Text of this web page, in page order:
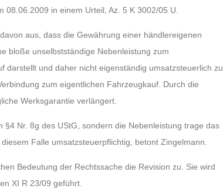
in einem Urteil, Az. 5 K 3002/05 U.
aus, dass die Gewährung einer händlereigenen
bloße unselbstständige Nebenleistung zum
darstellt und daher nicht eigenständig umsatzsteuerlich zu
zum eigentlichen Fahrzeugkauf. Durch die
Werksgarantie verlängert.
Nr. 8g des UStG, sondern die Nebenleistung trage das
Falle umsatzsteuerpflichtig, betont Zingelmann.
Bedeutung der Rechtssache die Revision zu. Sie wird
XI R 23/09 geführt.